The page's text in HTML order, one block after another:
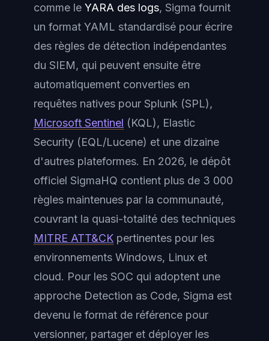
comme le YARA des logs, Sigma fournit
un format YAML standardisé pour écrire
des règles de détection indépendantes
du SIEM, qui peuvent ensuite être
automatiquement converties en
requêtes natives pour Splunk (SPL),
Microsoft Sentinel (KQL), Elastic
Security (EQL/Lucene) et une dizaine
d'autres plateformes. En 2026, le dépôt
officiel SigmaHQ contient plus de 3 000
règles maintenues par la communauté,
couvrant la quasi-totalité des techniques
MITRE ATT&CK pertinentes pour les
environnements Windows, Linux et
cloud. Pour les SOC qui adoptent une
approche Detection as Code, Sigma est
devenu le format de référence pour
versionner, partager et déployer les